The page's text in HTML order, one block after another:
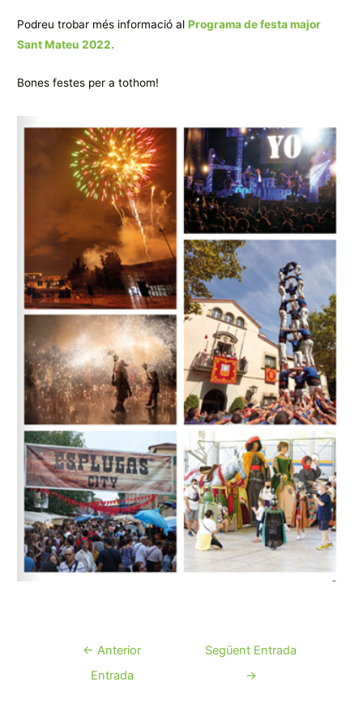
Podreu trobar més informació alPrograma de festa major
Sant Mateu 2022.
Bones festes per a tothom!
Navegació
← Anterior
Entrada
Següent Entrada
→